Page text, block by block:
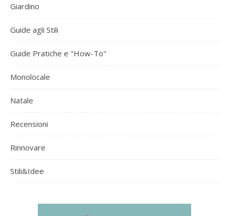
Giardino
Guide agli Stili
Guide Pratiche e "How-To"
Monolocale
Natale
Recensioni
Rinnovare
Stili&Idee